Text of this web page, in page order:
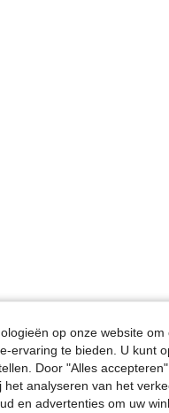
op onze website
ervaring te bieden. U kunt
Door "Alles
analyseren van het
en advertenties om uw